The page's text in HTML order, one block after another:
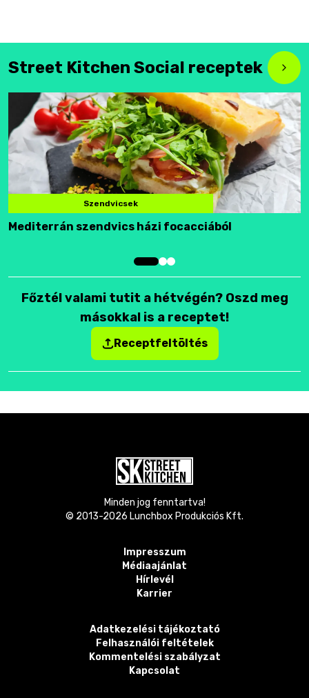
Street Kitchen Social receptek
Szendvicsek
Mediterrán szendvics házi focacciából
Főztél valami tutit a hétvégén? Oszd meg
másokkal is a receptet!
Receptfeltöltés
Minden jog fenntartva!
© 2013-2026 Lunchbox Produkciós Kft.
Impresszum
Médiaajánlat
Hírlevél
Karrier
Adatkezelési tájékoztató
Felhasználói feltételek
Kommentelési szabályzat
Kapcsolat